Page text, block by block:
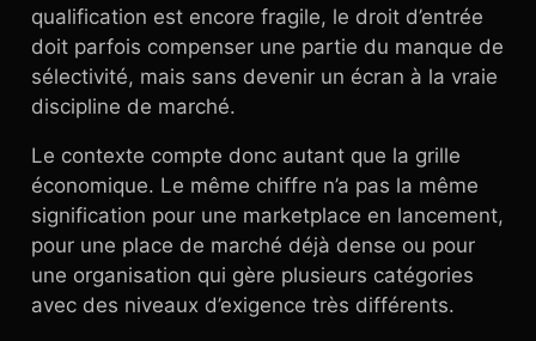
qualification est encore fragile, le droit d’entrée
doit parfois compenser une partie du manque de
sélectivité, mais sans devenir un écran à la vraie
discipline de marché.
Le contexte compte donc autant que la grille
économique. Le même chiffre n’a pas la même
signification pour une marketplace en lancement,
pour une place de marché déjà dense ou pour
une organisation qui gère plusieurs catégories
avec des niveaux d’exigence très différents.